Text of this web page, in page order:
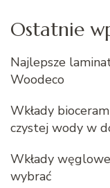
Ostatnie
Najlepsze
Woodeco
Wkłady
czystej wody w
Wkłady
wybrać